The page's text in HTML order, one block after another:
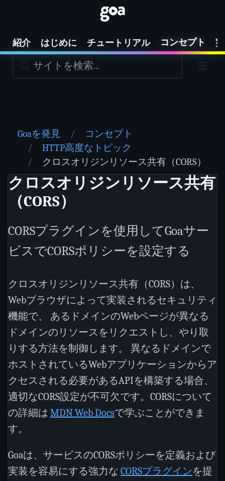
紹介 はじめに チュートリアル コンセプト
Goaを発見
コンセプト
HTTP高度なトピック
クロスオリジンリソース共有（CORS）
クロスオリジンリソース共有
（CORS）
CORSプラグインを使用してGoaサー
ビスでCORSポリシーを設定する
クロスオリジンリソース共有（CORS）は、
Webブラウザによって実装されるセキュリティ
機能で、 あるドメインのWebページが異なる
ドメインのリソースをリクエストし、やり取
りする方法を制御します。 異なるドメインで
ホストされているWebアプリケーションからア
クセスされる必要があるAPIを構築する場合、
適切なCORS設定が不可欠です。CORSについて
の詳細は MDN Web Docsで学ぶことができま
す。
Goaは、サービスのCORSポリシーを定義および
実装を容易にする強力な CORSプラグインを提